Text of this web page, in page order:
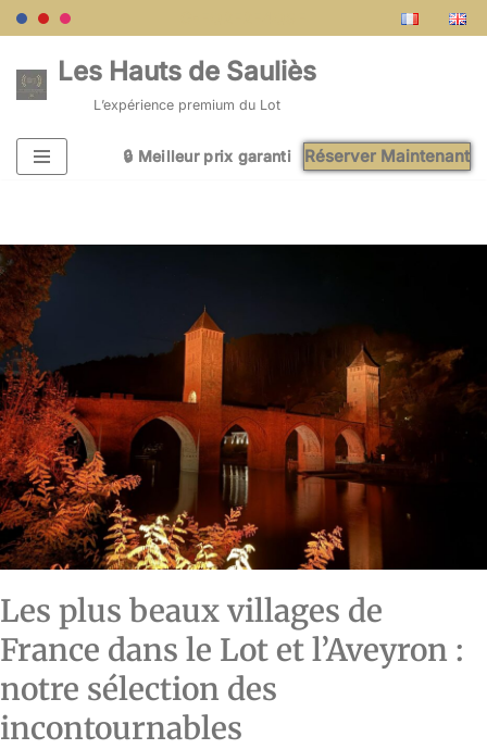
au
🔒 Meilleur prix garanti
🔒 Meilleur prix garanti
Les Hauts de Sauliès
L’expérience premium du Lot
🔒 Meilleur prix garanti Réserver Maintenant
🔒 Meilleur prix garanti
🔒 Meilleur prix garanti
Les plus beaux villages de
France dans le Lot et l’Aveyron :
notre sélection des
incontournables